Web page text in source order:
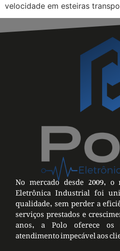
velocidade em esteiras
No mercado desde 2009,
Eletrônica Industrial foi
qualidade, sem perder a
serviços prestados e
anos, a Polo oferece os
atendimento impecável aos